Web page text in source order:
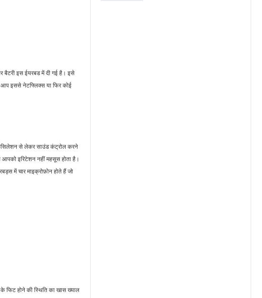
बैटरी इस ईयरबड में दी गई है। इसे
इससे नेटफ्लिक्स या फिर कोई
से लेकर साउंड कंट्रोल करने
इरिटेशन नहीं महसूस होता है।
में चार माइक्रोफ़ोन होते हैं जो
फिट होने की स्थिति का खास ख्याल